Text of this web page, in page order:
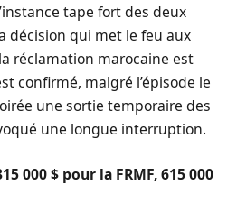
tape fort des deux
décision qui met le feu aux
réclamation marocaine est
confirmé, malgré l’épisode le
une sortie temporaire des
une longue interruption.
000 $ pour la FRMF, 615 000